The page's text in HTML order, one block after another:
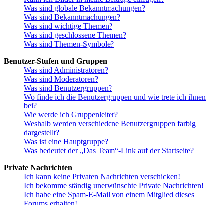
Was sind globale Bekanntmachungen?
Was sind Bekanntmachungen?
Was sind wichtige Themen?
Was sind geschlossene Themen?
Was sind Themen-Symbole?
Benutzer-Stufen und Gruppen
Was sind Administratoren?
Was sind Moderatoren?
Was sind Benutzergruppen?
Wo finde ich die Benutzergruppen und wie trete ich ihnen
bei?
Wie werde ich Gruppenleiter?
Weshalb werden verschiedene Benutzergruppen farbig
dargestellt?
Was ist eine Hauptgruppe?
Was bedeutet der „Das Team“-Link auf der Startseite?
Private Nachrichten
Ich kann keine Privaten Nachrichten verschicken!
Ich bekomme ständig unerwünschte Private Nachrichten!
Ich habe eine Spam-E-Mail von einem Mitglied dieses
Forums erhalten!